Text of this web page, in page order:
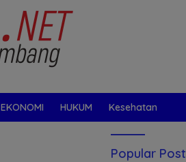
EKONOMI HUKUM Kesehatan
Popular Post